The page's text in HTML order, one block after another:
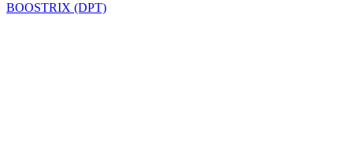
BOOSTRIX (DPT)